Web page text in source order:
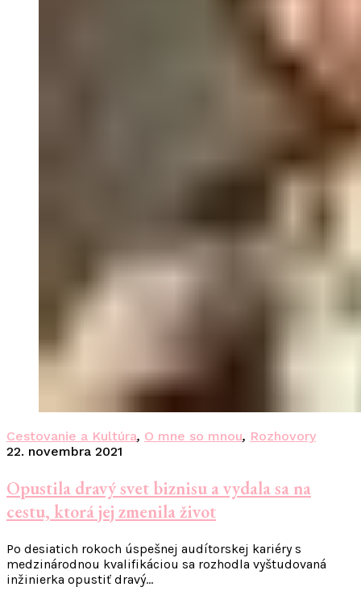
Cestovanie a Kultúra, O mne so mnou, Rozhovory
22. novembra 2021
Opustila dravý svet biznisu a vydala sa na
cestu, ktorá jej zmenila život
Po desiatich rokoch úspešnej audítorskej kariéry s
medzinárodnou kvalifikáciou sa rozhodla vyštudovaná
inžinierka opustiť dravý…